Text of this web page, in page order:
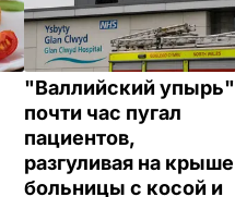
"Валлийский упырь"
почти час пугал
пациентов,
разгуливая на крыше
больницы с косой и